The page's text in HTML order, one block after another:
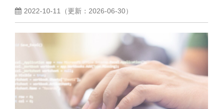
2022-10-11 （更新： 2026-06-30）